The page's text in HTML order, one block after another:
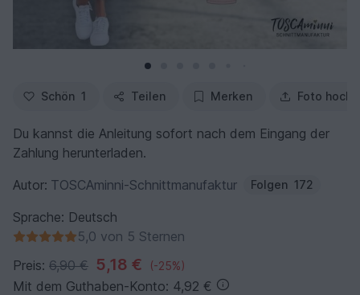
Schön 1 Teilen Merken Foto
Du kannst die Anleitung sofort nach dem Eingang der
Zahlung herunterladen.
Autor: TOSCAminni-Schnittmanufaktur Folgen 172
Sprache: Deutsch
5,0 von 5 Sternen
Preis: 6,90 € 5,18 € (-25%)
Mit dem Guthaben-Konto: 4,92 €